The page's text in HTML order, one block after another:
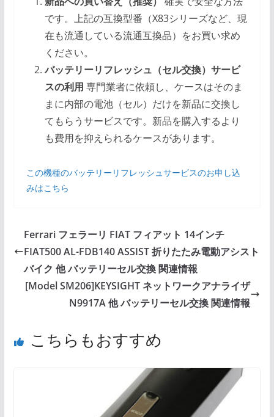
です。上記の互換型番（X83シリーズなど、現
在も流通している流通互換品）をお買い求め
ください。
バッテリーリフレッシュ（セル交換）サービ
スの利用 専門業者に依頼し、ケースはそのま
まに内部の電池（セル）だけを新品に交換し
てもらうサービスです。新品を購入するより
も費用を抑えられるケースがあります。
この機種のバッテリーリフレッシュサービスのお申し込
みはこちら
Ferrari フェラーリ FIAT フィアット 14インチ
FIAT500 AL-FDB140 ASSIST 折りたたみ電動アシスト
バイク 他 バッテリーセル交換 関連情報
[Model SM206]KEYSIGHT ネットワークアナライザ
N9917A 他 バッテリーセル交換 関連情報
こちらもおすすめ